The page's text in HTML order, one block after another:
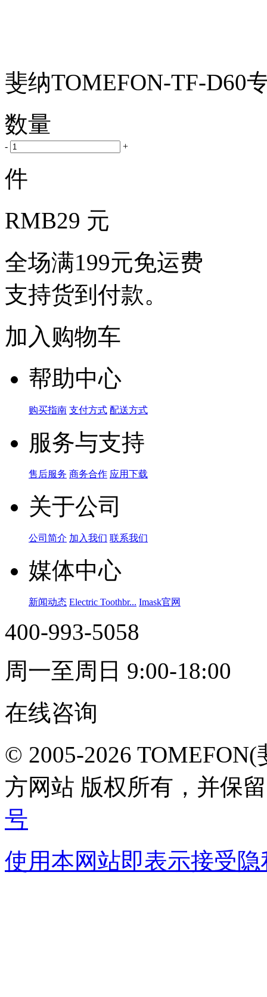
斐纳TOMEFON-TF-D60
数量
- +
件
RMB29 元
全场满199元免运费
支持货到付款。
加入购物车
帮助中心
购买指南 支付方式 配送方式
服务与支持
售后服务 商务合作 应用下载
关于公司
公司简介 加入我们 联系我们
媒体中心
新闻动态 Electric Toothbr... Imask官网
400-993-5058
周一至周日 9:00-18:00
在线咨询
© 2005-2026
方网站 版权所有，并保
号
使用本网站即表示接受